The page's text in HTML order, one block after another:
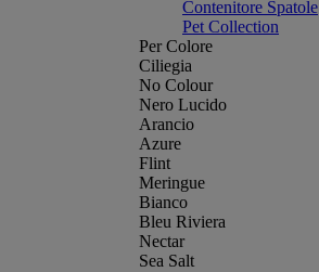
Contenitore Spatole
Pet Collection
Per Colore
Ciliegia
No Colour
Nero Lucido
Arancio
Azure
Flint
Meringue
Bianco
Bleu Riviera
Nectar
Sea Salt